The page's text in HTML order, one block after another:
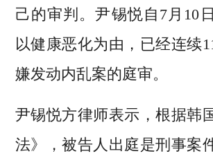
己的审判。尹锡悦自7月10
以健康恶化为由，已经连续
嫌发动内乱案的庭审。
尹锡悦方律师表示，根据韩
法》，被告人出庭是刑事案